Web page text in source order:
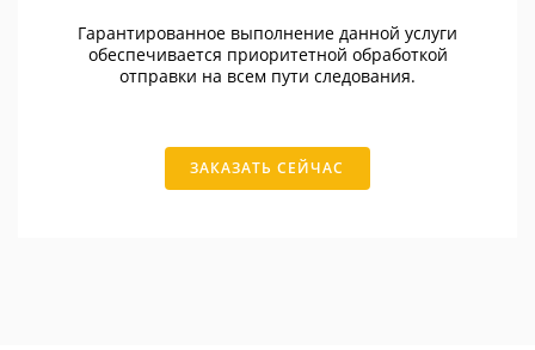
Гарантированное выполнение данной услуги
обеспечивается приоритетной обработкой
отправки на всем пути следования.
ЗАКАЗАТЬ СЕЙЧАС